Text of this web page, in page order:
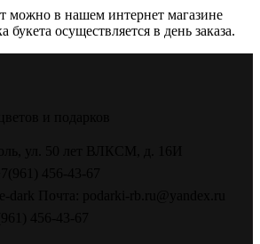
можно в нашем интернет магазине
осуществляется в день заказа.